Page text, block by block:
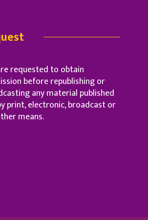
requested to obtain
before republishing or
any material published
print, electronic, broadcast or
means.